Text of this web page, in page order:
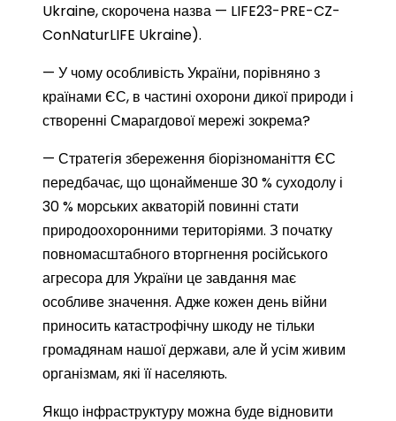
Ukraine, скорочена назва — LIFE23-PRE-CZ-
ConNaturLIFE Ukraine).
— У чому особливість України, порівняно з
країнами ЄС, в частині охорони дикої природи і
створенні Смарагдової мережі зокрема?
— Стратегія збереження біорізноманіття ЄС
передбачає, що щонайменше 30 % суходолу і
30 % морських акваторій повинні стати
природоохоронними територіями. З початку
повномасштабного вторгнення російського
агресора для України це завдання має
особливе значення. Адже кожен день війни
приносить катастрофічну шкоду не тільки
громадянам нашої держави, але й усім живим
організмам, які її населяють.
Якщо інфраструктуру можна буде відновити